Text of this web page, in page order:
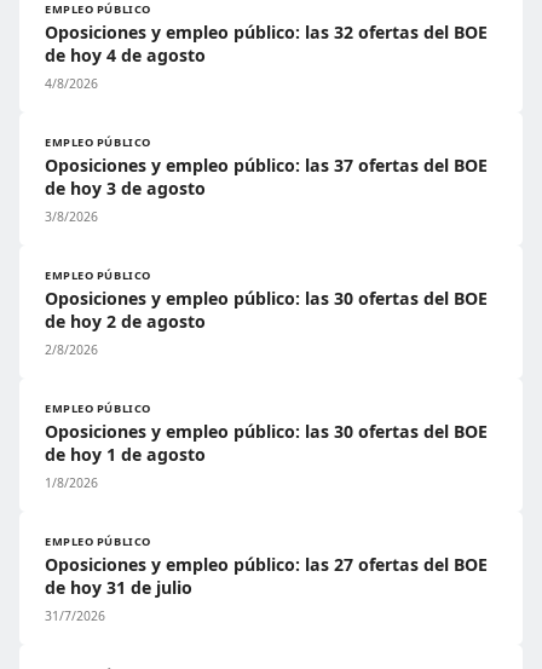
EMPLEO PÚBLICO
Oposiciones y empleo público: las 32 ofertas del BOE
de hoy 4 de agosto
4/8/2026
EMPLEO PÚBLICO
Oposiciones y empleo público: las 37 ofertas del BOE
de hoy 3 de agosto
3/8/2026
EMPLEO PÚBLICO
Oposiciones y empleo público: las 30 ofertas del BOE
de hoy 2 de agosto
2/8/2026
EMPLEO PÚBLICO
Oposiciones y empleo público: las 30 ofertas del BOE
de hoy 1 de agosto
1/8/2026
EMPLEO PÚBLICO
Oposiciones y empleo público: las 27 ofertas del BOE
de hoy 31 de julio
31/7/2026